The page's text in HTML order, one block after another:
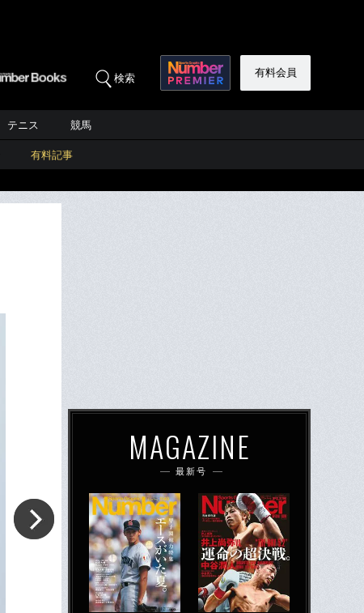
検索 有料会員
テニス 競馬
有料記事
MAGAZINE
最新号